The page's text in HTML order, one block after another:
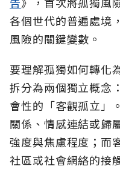
各個世代的普遍處境
風險的關鍵變數。
要理解孤獨如何轉化
拆分為兩個獨立概念
會性的「客觀孤立」
關係、情感連結或歸
強度與焦慮程度；而
社區或社會網絡的接